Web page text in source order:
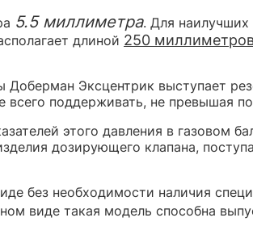
5.5 миллиметра. Для наилучших
длиной 250
Эксцентрик выступает
всего поддерживать, не превышая
этого давления в газовом
дозирующего клапана,
без необходимости наличия
виде такая модель способна